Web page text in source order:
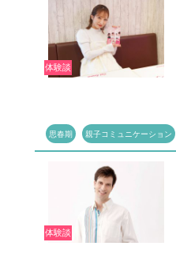
体験談
思春期 親子コミュニケーション
体験談